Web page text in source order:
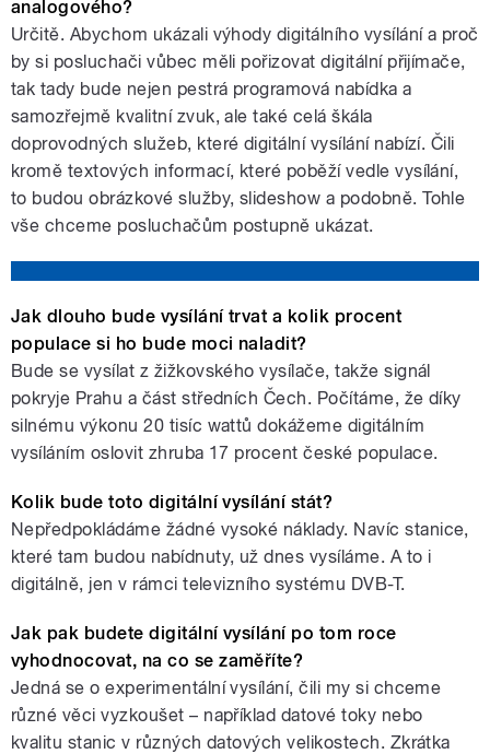
pause
analogového?
Určitě. Abychom ukázali výhody digitálního vysílání a proč
by si posluchači vůbec měli pořizovat digitální přijímače,
tak tady bude nejen pestrá programová nabídka a
samozřejmě kvalitní zvuk, ale také celá škála
doprovodných služeb, které digitální vysílání nabízí. Čili
kromě textových informací, které poběží vedle vysílání,
to budou obrázkové služby, slideshow a podobně. Tohle
vše chceme posluchačům postupně ukázat.
Jak dlouho bude vysílání trvat a kolik procent
populace si ho bude moci naladit?
Bude se vysílat z žižkovského vysílače, takže signál
pokryje Prahu a část středních Čech. Počítáme, že díky
silnému výkonu 20 tisíc wattů dokážeme digitálním
vysíláním oslovit zhruba 17 procent české populace.
Kolik bude toto digitální vysílání stát?
Nepředpokládáme žádné vysoké náklady. Navíc stanice,
které tam budou nabídnuty, už dnes vysíláme. A to i
digitálně, jen v rámci televizního systému DVB-T.
Jak pak budete digitální vysílání po tom roce
vyhodnocovat, na co se zaměříte?
Jedná se o experimentální vysílání, čili my si chceme
různé věci vyzkoušet – například datové toky nebo
kvalitu stanic v různých datových velikostech. Zkrátka